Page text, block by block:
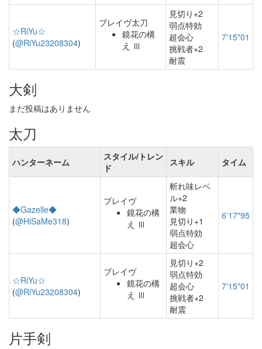
☆RiYu☆
(@RiYu23208304)
ブレイヴ太刀
鏡花の構
え Ⅲ
見切り+2
弱点特効
超会心
挑戦者+2
耐震
7'15"01
大剣
まだ投稿はありません
太刀
ハンターネーム
スタイル/トレン
ド
スキル タイム
◆Gazelle◆
(@HiSaMe318)
ブレイヴ
鏡花の構
え Ⅲ
斬れ味レベ
ル+2
業物
見切り+1
弱点特効
超会心
6'17"95
☆RiYu☆
(@RiYu23208304)
ブレイヴ
鏡花の構
え Ⅲ
見切り+2
弱点特効
超会心
挑戦者+2
耐震
7'15"01
片手剣